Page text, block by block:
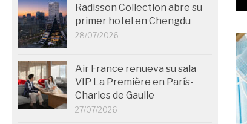
Radisson Collection abre su
primer hotel en Chengdu
28/07/2026
Air France renueva su sala
VIP La Première en París-
Charles de Gaulle
27/07/2026